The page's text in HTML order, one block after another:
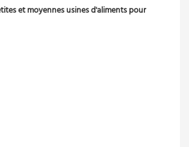
et moyennes usines d'aliments pour